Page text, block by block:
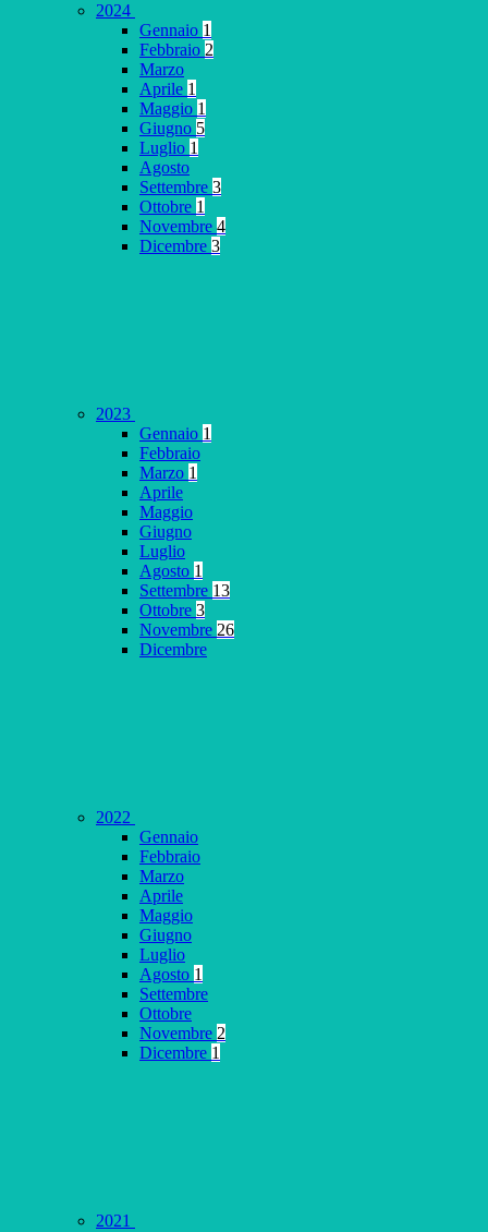
2024
Gennaio 1
Febbraio 2
Marzo
Aprile 1
Maggio 1
Giugno 5
Luglio 1
Agosto
Settembre 3
Ottobre 1
Novembre 4
Dicembre 3
2023
Gennaio 1
Febbraio
Marzo 1
Aprile
Maggio
Giugno
Luglio
Agosto 1
Settembre 13
Ottobre 3
Novembre 26
Dicembre
2022
Gennaio
Febbraio
Marzo
Aprile
Maggio
Giugno
Luglio
Agosto 1
Settembre
Ottobre
Novembre 2
Dicembre 1
2021